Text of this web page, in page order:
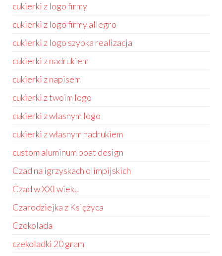
cukierki z logo firmy
cukierki z logo firmy allegro
cukierki z logo szybka realizacja
cukierki z nadrukiem
cukierki z napisem
cukierki z twoim logo
cukierki z wlasnym logo
cukierki z własnym nadrukiem
custom aluminum boat design
Czad na igrzyskach olimpijskich
Czad w XXI wieku
Czarodziejka z Księżyca
Czekolada
czekoladki 20 gram